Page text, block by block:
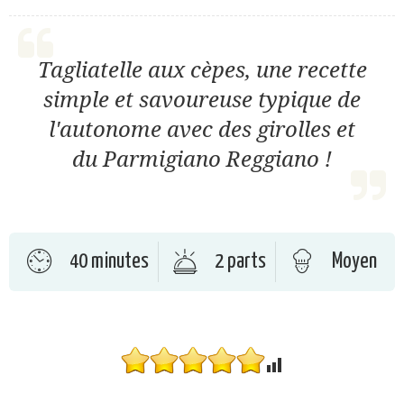
Tagliatelle aux cèpes, une recette
simple et savoureuse typique de
l'autonome avec des girolles et
du Parmigiano Reggiano !
40 minutes 2 parts Moyen